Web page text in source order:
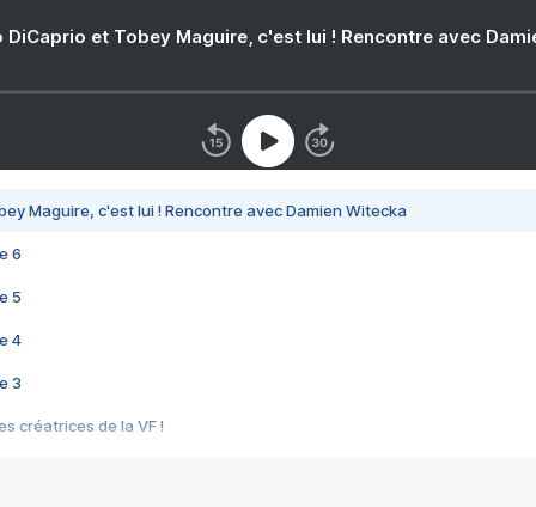
DiCaprio et Tobey Maguire, c'est lui ! Rencontre avec
Maguire, c'est lui ! Rencontre avec Damien Witecka
6
5
4
3
créatrices de la VF !